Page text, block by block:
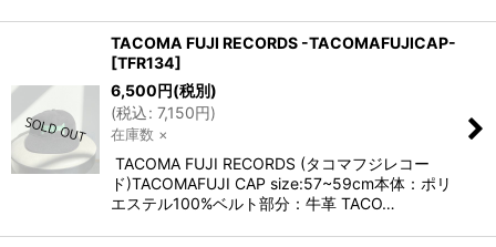
TACOMA FUJI RECORDS -TACOMAFUJICAP-
[TFR134]
6,500円(税別)
(税込: 7,150円)
在庫数 ×
TACOMA FUJI RECORDS (タコマフジレコー
ド)TACOMAFUJI CAP size:57~59cm本体：ポリ
エステル100%ベルト部分：牛革 TACO…